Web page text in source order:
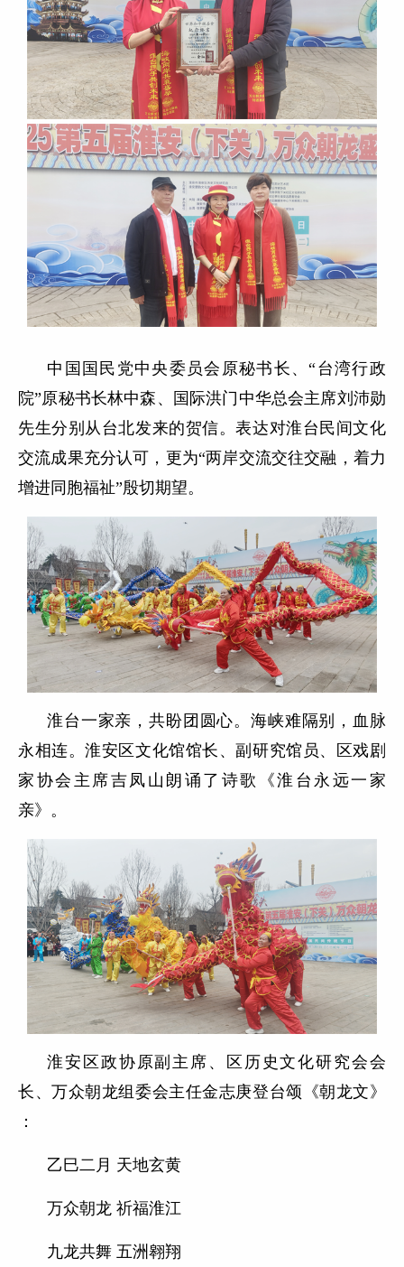
中国国民党中央委员会原秘书长、“台湾行政
院”原秘书长林中森、国际洪门中华总会主席刘沛勋
先生分别从台北发来的贺信。表达对淮台民间文化
交流成果充分认可，更为“两岸交流交往交融，着力
增进同胞福祉”殷切期望。
淮台一家亲，共盼团圆心。海峡难隔别，血脉
永相连。淮安区文化馆馆长、副研究馆员、区戏剧
家协会主席吉凤山朗诵了诗歌《淮台永远一家
亲》。
淮安区政协原副主席、区历史文化研究会会
长、万众朝龙组委会主任金志庚登台颂《朝龙文》
：
乙巳二月 天地玄黄
万众朝龙 祈福淮江
九龙共舞 五洲翱翔